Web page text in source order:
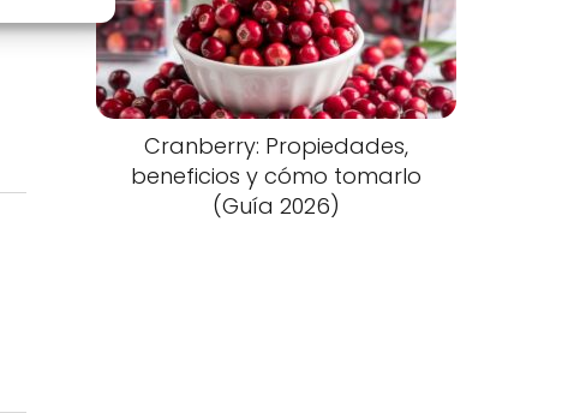
Cranberry: Propiedades,
beneficios y cómo tomarlo
(Guía 2026)